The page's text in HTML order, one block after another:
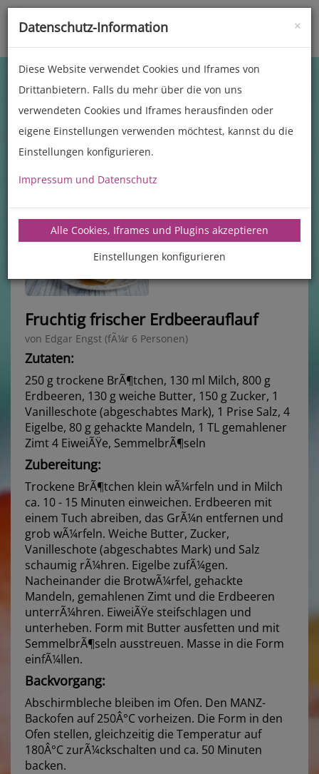
Toggle
Fruchtig frischer Erdbeerauflauf
von Edgar Engst (fÃ¼r 6 Personen)
Zutaten:
250 g trockene BrÃ¶tchen, 130 ml Milch, 800 g
Erdbeeren, 130 g weiche Butter, 150 g Zucker, 1
Vanilleschote (abgeschabtes Mark), 1 Prise Salz, 4
Eigelbe, 80 g gehackte Mandeln, 1 TL gemahlener
Zimt 4 EiweiÃŸe, SemmelbrÃ¶seln
Zubereitung:
Trockene BrÃ¶tchen klein wÃ¼rfeln und in Milch
ca. 10 - 15 Minuten einweichen. Erdbeeren mit
einem Tuch abreiben, das GrÃ¼n entfernen und
grob wÃ¼rfeln. Weiche Butter, Zucker,
Vanilleschote (abgeschabtes Mark) und Salz
schaumig rÃ¼hren. Eigelbe zufÃ¼gen.
Nacheinander die BrotwÃ¼rfel, gehackte
Mandeln, gemahlenen Zimt und die Erdbeeren
unterrÃ¼hren. EiweiÃŸe steifschlagen und
unterheben. Form mit Butter ausfetten und mit
SemmelbrÃ¶seln ausstreuen. Masse in die Form
einfÃ¼llen.
Backvorgang:
Abschirmbleche bleiben im Ofen. Den MANZ-
Backofen auf 250Â°C vorheizen. Die Form in den
Ofen stellen, gleichzeitig die Temperatur auf
180Â°C zurÃ¼ckschalten und ca. 50 Minuten
backen.
×
Datenschutz-Information
Diese Website verwendet Cookies und Iframes von
Drittanbietern. Falls du mehr über die von uns
verwendeten Cookies und Iframes herausfinden oder
eigene Einstellungen verwenden möchtest, kannst du die
Einstellungen konfigurieren.
Impressum und Datenschutz
Alle Cookies, Iframes und Plugins akzeptieren
Einstellungen konfigurieren